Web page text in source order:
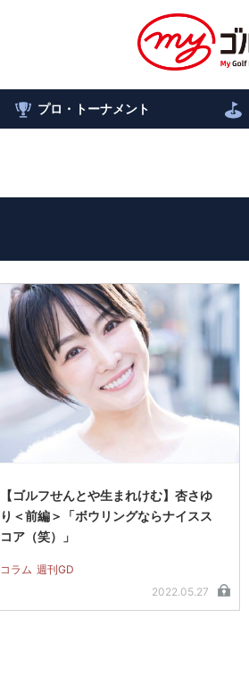
プロ・トーナメント
【ゴルフせんとや生まれけむ】杏さゆ
り＜前編＞「ボウリングならナイスス
コア（笑）」
コラム 週刊GD
2022.05.27